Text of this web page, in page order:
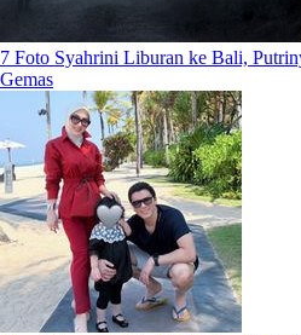
7 Foto Syahrini Liburan ke Bali,
Gemas